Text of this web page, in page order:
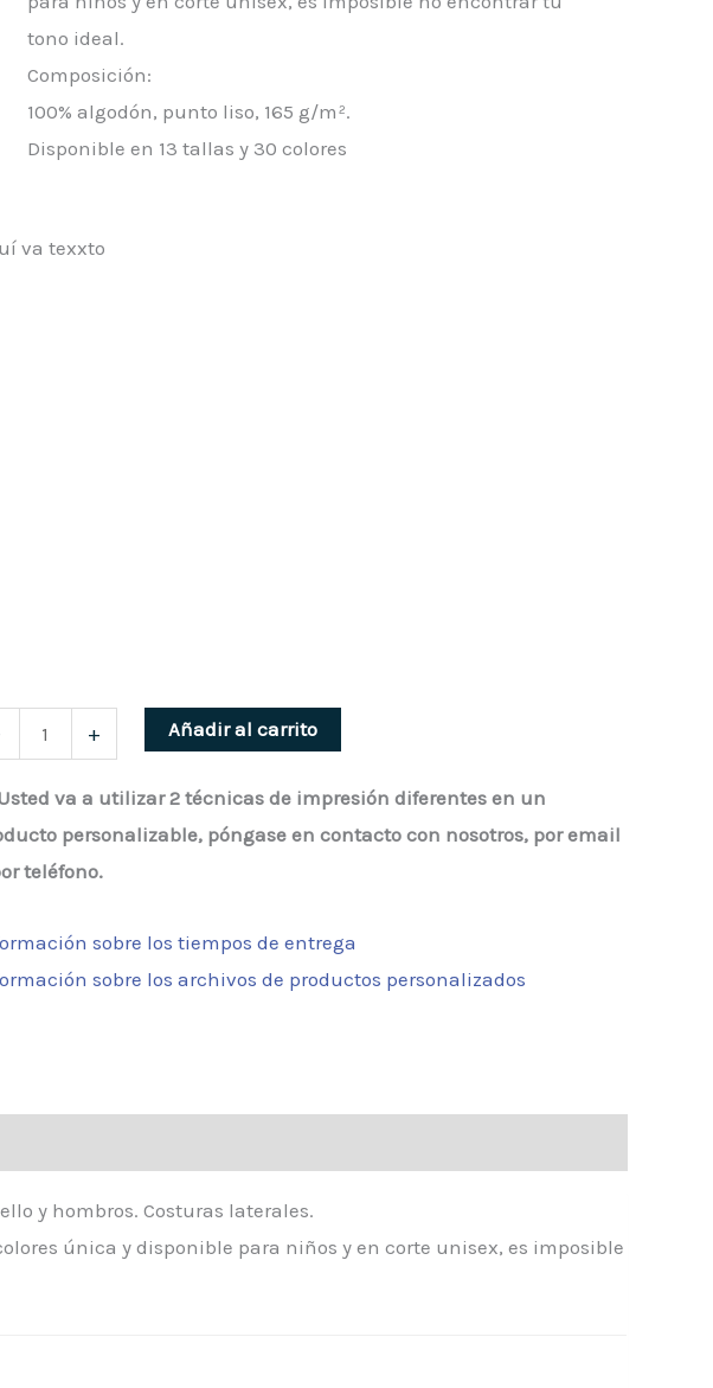
tono ideal.
Composición:
100% algodón, punto liso, 165 g/m².
Disponible en 13 tallas y 30 colores
va texxto
+ Añadir al carrito
va a utilizar 2 técnicas de impresión diferentes en un
personalizable, póngase en contacto con nosotros, por email
teléfono.
sobre los tiempos de entrega
sobre los archivos de productos personalizados
y hombros. Costuras laterales.
única y disponible para niños y en corte unisex, es imposible